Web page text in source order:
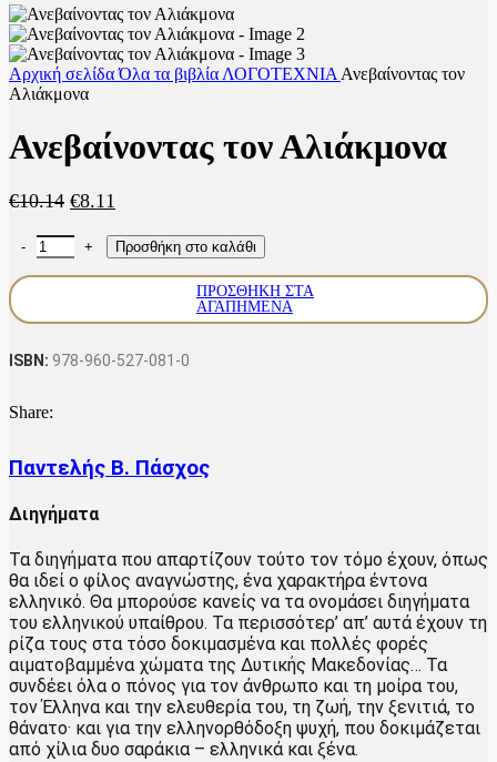
Αρχική σελίδαΌλα τα βιβλία ΛΟΓΟΤΕΧΝΙΑ Ανεβαίνοντας τον
Αλιάκμονα
Ανεβαίνοντας τον Αλιάκμονα
€10.14 Original
was:
€10.14.
€8.11
τιμή
είναι:
Ανεβαίνοντας τον Αλιάκμονα ποσότητα
Προσθήκη στο καλάθι
ΠΡΟΣΘΉΚΗ ΣΤΑ
ΑΓΑΠΗΜΈΝΑ
ISBN: 978-960-527-081-0
Share:
Παντελής Β. Πάσχος
Διηγήματα
Τα διηγήματα που απαρτίζουν τούτο τον τόμο έχουν, όπως
θα ιδεί ο φίλος αναγνώστης, ένα χαρακτήρα έντονα
ελληνικό. Θα μπορούσε κανείς να τα ονομάσει διηγήματα
του ελληνικού υπαίθρου. Τα περισσότερ’ απ’ αυτά έχουν τη
ρίζα τους στα τόσο δοκιμασμένα και πολλές φορές
αιματοβαμμένα χώματα της Δυτικής Μακεδονίας… Τα
συνδέει όλα ο πόνος για τον άνθρωπο και τη μοίρα του,
τον Έλληνα και την ελευθερία του, τη ζωή, την ξενιτιά, το
θάνατο· και για την ελληνορθόδοξη ψυχή, που δοκιμάζεται
από χίλια δυο σαράκια – ελληνικά και ξένα.